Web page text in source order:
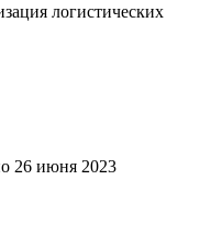
логистических
26 июня 2023